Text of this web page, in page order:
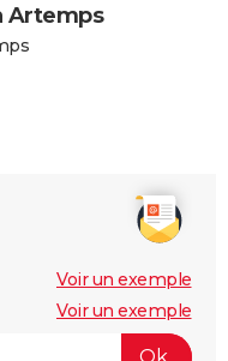
Artemps
Voir un exemple
Voir un exemple